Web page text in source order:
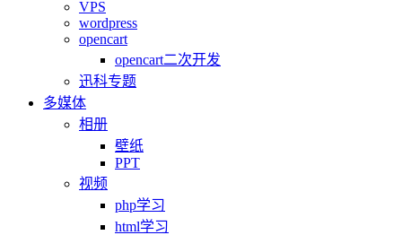
VPS
wordpress
opencart
opencart二次开发
迅科专题
多媒体
相册
壁纸
PPT
视频
php学习
html学习